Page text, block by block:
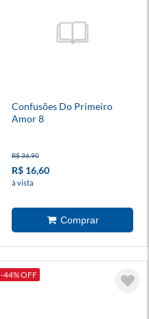
Confusões Do Primeiro
Amor 8
R$ 36,90
R$ 16,60
à vista
-44% OFF